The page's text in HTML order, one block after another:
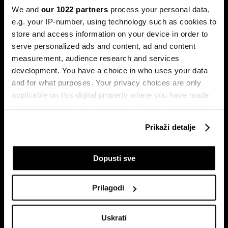
We and our 1022 partners process your personal data,
e.g. your IP-number, using technology such as cookies to
store and access information on your device in order to
serve personalized ads and content, ad and content
measurement, audience research and services
development. You have a choice in who uses your data
and for what purposes. Your privacy choices are only
applicable on this digital property where you have made
If you allow, we would also like to:
Collect information about your geographical
Identify your device by actively scanning it for
specific characteristics (fingerprinting)
Prikaži detalje
Dopusti sve
Prilagodi
Uskrati
Sezona rezultata u fokusu:
Globalne berze tresu rizici,